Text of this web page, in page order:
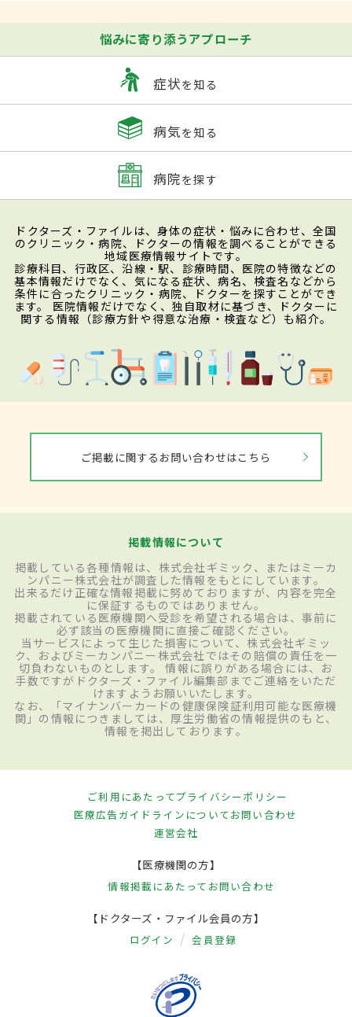
悩みに寄り添うアプローチ
症状を知る
病気を知る
病院を探す
ドクターズ・ファイルは、身体の症状・悩みに合わせ、全国
のクリニック・病院、ドクターの情報を調べることができる
地域医療情報サイトです。
診療科目、行政区、沿線・駅、診療時間、医院の特徴などの
基本情報だけでなく、気になる症状、病名、検査名などから
条件に合ったクリニック・病院、ドクターを探すことができ
ます。 医院情報だけでなく、独自取材に基づき、ドクターに
関する情報（診療方針や得意な治療・検査など）も紹介。
ご掲載に関するお問い合わせはこちら
掲載情報について
掲載している各種情報は、株式会社ギミック、またはミーカ
ンパニー株式会社が調査した情報をもとにしています。
出来るだけ正確な情報掲載に努めておりますが、内容を完全
に保証するものではありません。
掲載されている医療機関へ受診を希望される場合は、事前に
必ず該当の医療機関に直接ご確認ください。
当サービスによって生じた損害について、株式会社ギミッ
ク、およびミーカンパニー株式会社ではその賠償の責任を一
切負わないものとします。 情報に誤りがある場合には、お
手数ですがドクターズ・ファイル編集部までご連絡をいただ
けますようお願いいたします。
なお、「マイナンバーカードの健康保険証利用可能な医療機
関」の情報につきましては、厚生労働省の情報提供のもと、
情報を掲出しております。
ご利用にあたってプライバシーポリシー
医療広告ガイドラインについてお問い合わせ
運営会社
【医療機関の方】
情報掲載にあたって お問い合わせ
【ドクターズ・ファイル会員の方】
ログイン 会員登録